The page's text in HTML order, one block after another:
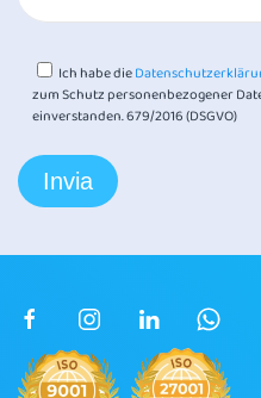
Ich habe die
zum Schutz personenbezogener
einverstanden. 679/2016 (DSGVO)